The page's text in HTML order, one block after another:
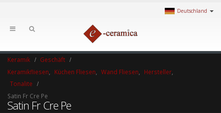
Deutschland
Keramik
Geschäft
Keramikfliesen
Küchen Fliesen Wand Fliesen Hersteller
Tonalite
Satin Fr Cre Pe
Satin Fr Cre Pe